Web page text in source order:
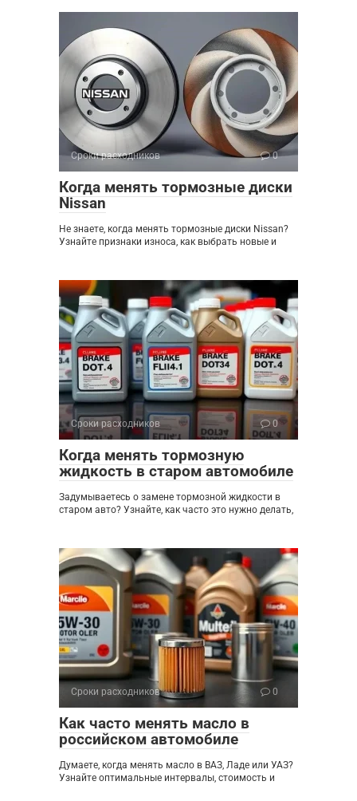
Сроки расходников 0
Когда менять тормозные диски
Nissan
Не знаете, когда менять тормозные диски Nissan?
Узнайте признаки износа, как выбрать новые и
Сроки расходников 0
Когда менять тормозную
жидкость в старом автомобиле
Задумываетесь о замене тормозной жидкости в
старом авто? Узнайте, как часто это нужно делать,
Сроки расходников 0
Как часто менять масло в
российском автомобиле
Думаете, когда менять масло в ВАЗ, Ладе или УАЗ?
Узнайте оптимальные интервалы, стоимость и